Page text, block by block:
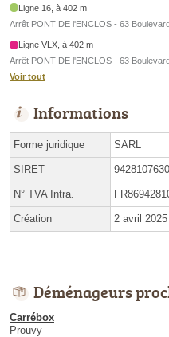
Ligne 16, à 402 m
Arrêt PONT DE l'ENCLOS - 63
Ligne VLX, à 402 m
Arrêt PONT DE l'ENCLOS - 63
Voir tout
Informations
Forme juridique SARL
SIRET
N° TVA Intra.
Création 2 avril 2025
Déménageurs
Carrébox
Prouvy